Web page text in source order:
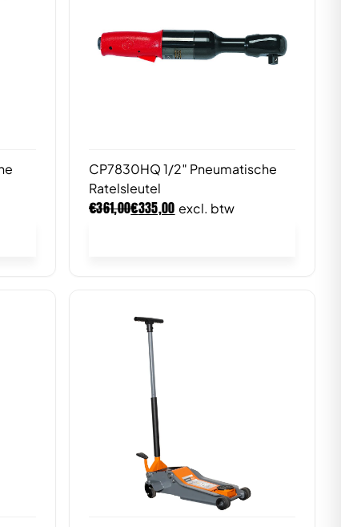
CP7830HQ 1/2″ Pneumatische
Ratelsleutel
€361,00€335,00 excl. btw